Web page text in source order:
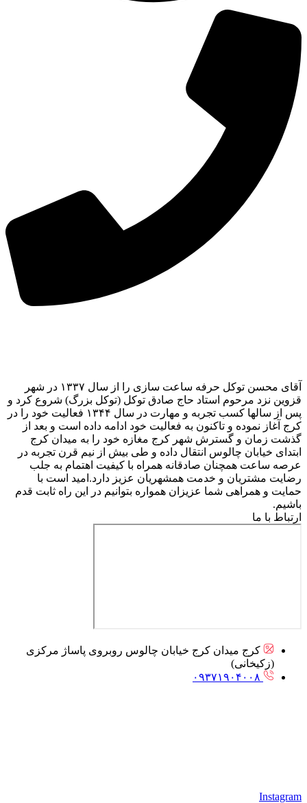
آقای محسن توکل حرفه ساعت سازی را از سال ۱۳۳۷ در شهر
قزوین نزد مرحوم استاد حاج صادق توکل (توکل بزرگ) شروع کرد و
پس از سالها کسب تجربه و مهارت در سال ۱۳۴۴ فعالیت خود را در
کرج آغاز نموده و تاکنون به فعالیت خود ادامه داده است و بعد از
گذشت زمان و گسترش شهر کرج مغازه خود را به میدان کرج
ابتدای خیابان چالوس انتقال داده و طی بیش از نیم قرن تجربه در
عرصه ساعت همچنان صادقانه همراه با کیفیت اهتمام به جلب
رضایت مشتریان و خدمت همشهریان عزیز دارد.امید است با
حمایت و همراهی شما عزیزان همواره بتوانیم در این راه ثابت قدم
باشیم.
ارتباط با ما
کرج میدان کرج خیابان چالوس روبروی پاساژ مرکزی
(زکیخانی)
۰۹۳۷۱۹۰۴۰۰۸
Instagram